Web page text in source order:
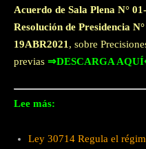
Acuerdo de Sala Plena N°
Resolución de Presidencia
19ABR2021, sobre
previas ⇒DESCARGA
Lee más:
Ley 30714 Regula el